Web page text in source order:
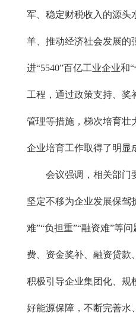
军、稳定财税收入的源头
羊、推动经济社会发展的
进“5540”百亿工业企业和
工程，通过政策支持、奖
管理等措施，梯次培育壮
企业培育工作取得了明显
会议强调，相关部门
坚定不移为企业发展保驾
难”“负担重”“融资难”等
费、资金奖补、融资贷款
积极引导企业集团化、规
好能源保障，不断完善水